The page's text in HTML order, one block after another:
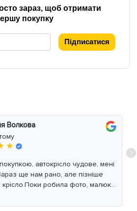
зараз, щоб отримати
покупку
Підписатися
Волкова
★
автокрісло чудове, мені
ще нам рано, але пізніше
крісло.Поки робила фото, малюк
😁